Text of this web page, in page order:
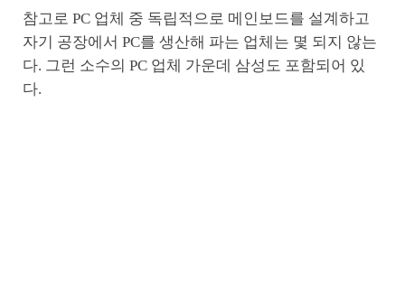
참고로 PC 업체 중 독립적으로 메인보드를 설계하고
자기 공장에서 PC를 생산해 파는 업체는 몇 되지 않는
다. 그런 소수의 PC 업체 가운데 삼성도 포함되어 있
다.